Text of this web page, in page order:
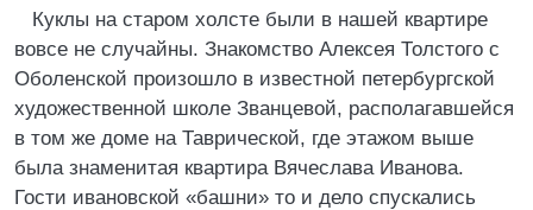
Куклы на старом холсте были в нашей квартире
вовсе не случайны. Знакомство Алексея Толстого с
Оболенской произошло в известной петербургской
художественной школе Званцевой, располагавшейся
в том же доме на Таврической, где этажом выше
была знаменитая квартира Вячеслава Иванова.
Гости ивановской «башни» то и дело спускались